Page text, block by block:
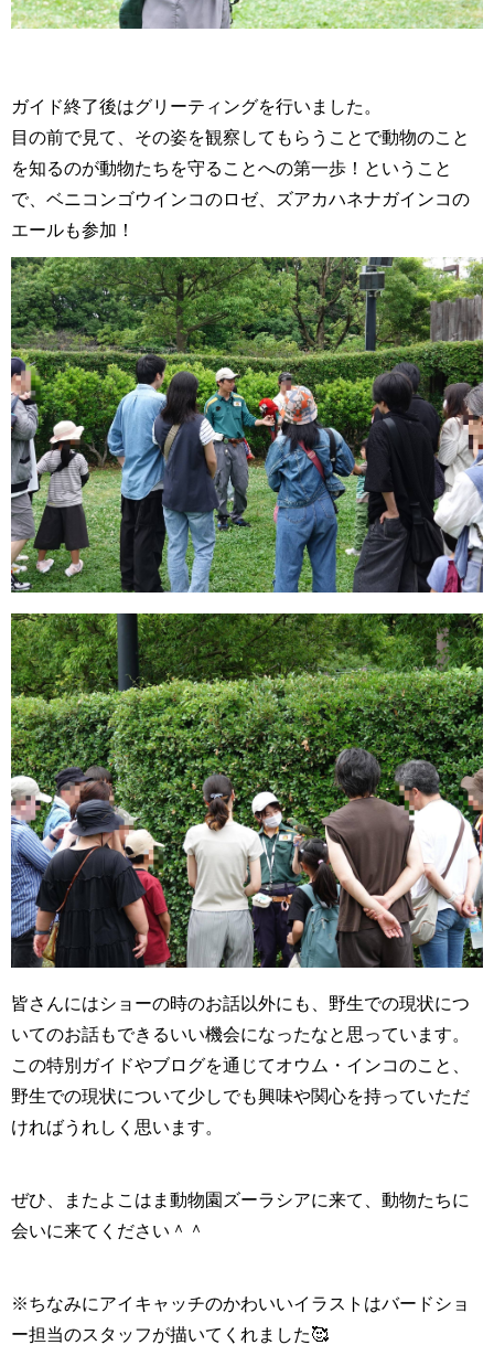
ガイド終了後はグリーティングを行いました。
目の前で見て、その姿を観察してもらうことで動物のこと
を知るのが動物たちを守ることへの第一歩！ということ
で、ベニコンゴウインコのロゼ、ズアカハネナガインコの
エールも参加！
皆さんにはショーの時のお話以外にも、野生での現状につ
いてのお話もできるいい機会になったなと思っています。
この特別ガイドやブログを通じてオウム・インコのこと、
野生での現状について少しでも興味や関心を持っていただ
ければうれしく思います。
ぜひ、またよこはま動物園ズーラシアに来て、動物たちに
会いに来てください＾＾
※ちなみにアイキャッチのかわいいイラストはバードショ
ー担当のスタッフが描いてくれました🥰